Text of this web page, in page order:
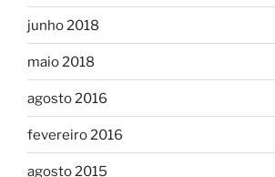
junho 2018
maio 2018
agosto 2016
fevereiro 2016
agosto 2015